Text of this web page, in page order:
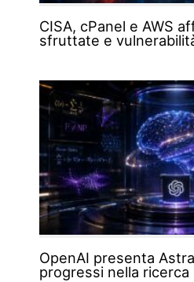
CISA, cPanel e AWS
sfruttate e
OpenAI presenta
progressi nella ricerca